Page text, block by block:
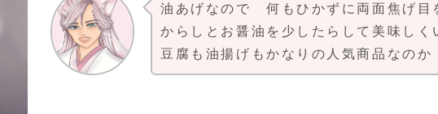
油あげなので 何もひかずに両面焦げ目
からしとお醤油を少したらして美味しく
豆腐も油揚げもかなりの人気商品なの